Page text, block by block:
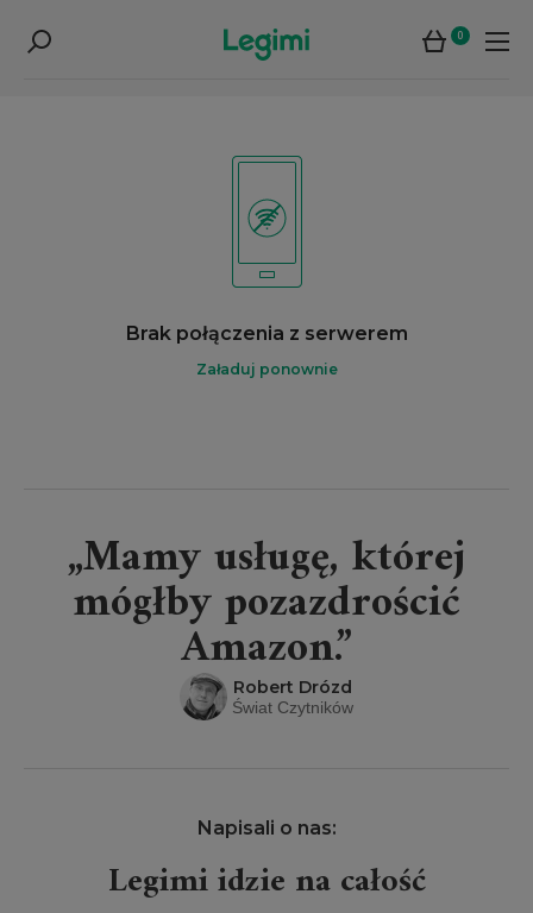
0
Brak połączenia z serwerem
Załaduj ponownie
„Mamy usługę, której
mógłby pozazdrościć
Amazon.”
Robert Drózd
Świat Czytników
Napisali o nas:
Legimi idzie na całość